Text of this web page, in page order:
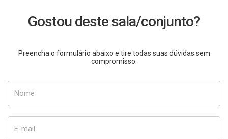
Gostou deste sala/conjunto?
Preencha o formulário abaixo e tire todas suas dúvidas sem
compromisso.